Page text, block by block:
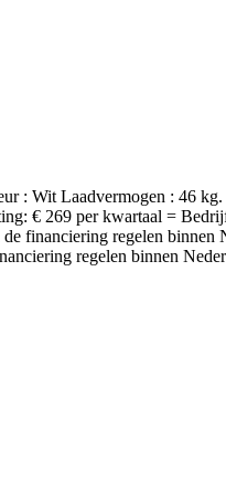
: Wit Laadvermogen :
€ 269 per kwartaal =
financiering regelen binnen
regelen binnen